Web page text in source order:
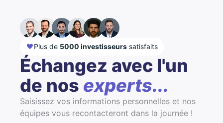
Plus de 5000 investisseurs satisfaits
Échangez avec l'un
de nos experts...
Saisissez vos informations personnelles et nos
équipes vous recontacteront dans la journée !